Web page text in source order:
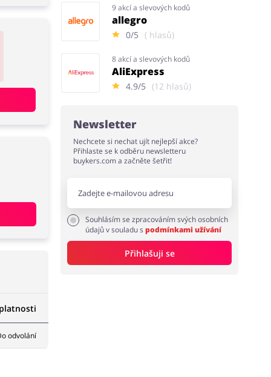
odvolání
9 akcí a slevových kodů
allegro
0/5 ( hlasů)
8 akcí a slevových kodů
AliExpress
4.9/5 (12 hlasů)
Newsletter
Nechcete si nechat ujít nejlepší akce?
Přihlaste se k odběru newsletteru
buykers.com a začněte šetřit!
Souhlásím se zpracováním svých osobních
údajů v souladu spodmínkami užívání
Přihlašuji se